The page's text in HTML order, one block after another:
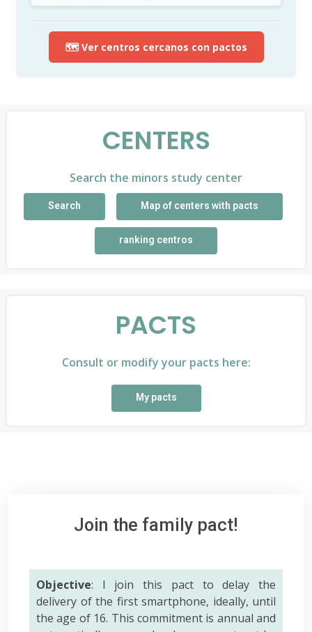
🗺️ Ver centros cercanos con pactos
CENTERS
Search the minors study center
Search Map of centers with pacts
ranking centros
PACTS
Consult or modify your pacts here:
My pacts
Join the family pact!
Objective: I join this pact to delay the
delivery of the first smartphone, ideally, until
the age of 16. This commitment is annual and